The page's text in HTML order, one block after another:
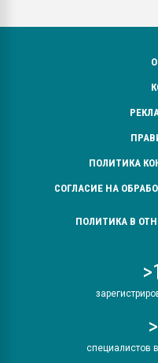
ПОЛИТИКА
СОГЛАСИЕ НА
ПОЛИТИКА В
специалистов